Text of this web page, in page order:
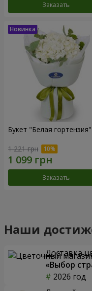
Заказать
Букет "Белая гортензия"
1 221 грн
Заказать
Наши
Доставка
«Выбор
2026 год